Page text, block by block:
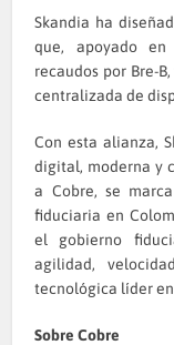
Skandia ha
que, apoyado
recaudos por Bre-
centralizada de
Con esta alianza,
digital, moderna y
a Cobre, se
fiduciaria en
el gobierno
agilidad,
tecnológica líder
Sobre Cobre